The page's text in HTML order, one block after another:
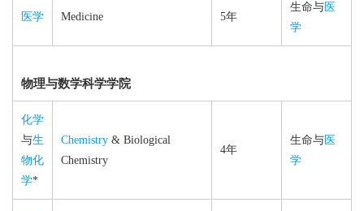
医学 Medicine 5年
生命与 医
学
物理与数学科学学院
化学
与生
物化
学*
Chemistry & Biological
Chemistry
4年
生命与 医
学